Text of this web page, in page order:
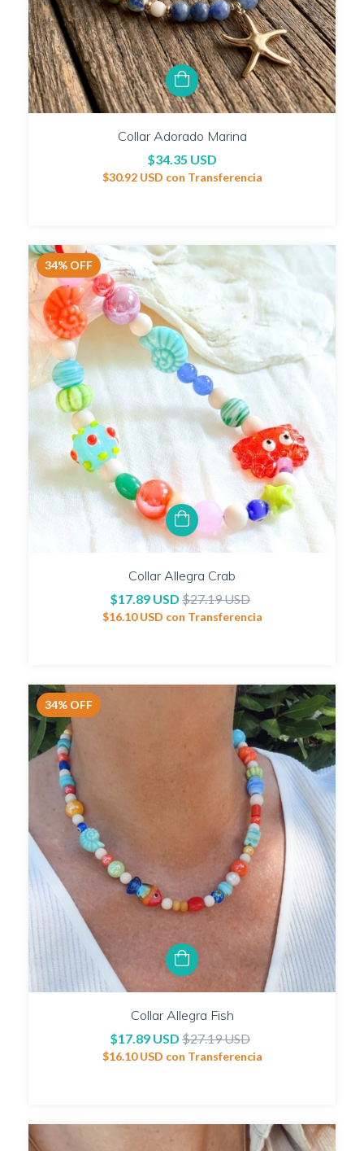
Collar Adorado Marina
$34.35 USD
$30.92 USD con Transferencia
34% OFF
Collar Allegra Crab
$17.89 USD $27.19 USD
$16.10 USD con Transferencia
34% OFF
Collar Allegra Fish
$17.89 USD $27.19 USD
$16.10 USD con Transferencia